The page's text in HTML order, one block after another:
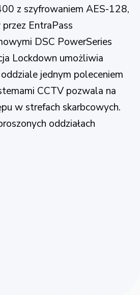
z szyfrowaniem AES-128,
EntraPass
DSC PowerSeries
Lockdown umożliwia
jednym poleceniem
CCTV pozwala na
w strefach skarbcowych.
oddziałach